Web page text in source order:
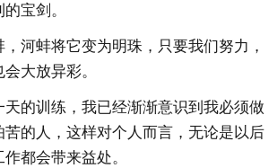
宝剑。
河蚌将它变为明珠，只要我们努力，
大放异彩。
天的训练，我已经渐渐意识到我必须做
的人，这样对个人而言，无论是以后
都会带来益处。